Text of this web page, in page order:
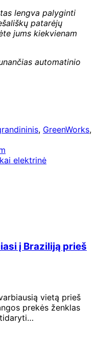
lengva palyginti
patarėjų
jums kiekvienam
automatinio
, GreenWorks,
elektrinė
į Braziliją prieš
vietą prieš
prekės ženklas